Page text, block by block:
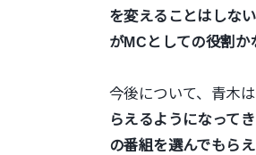
を変えることはしな
がMCとしての役割か
今後について、青木は
らえるようになって
の番組を選んでもら